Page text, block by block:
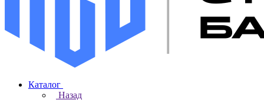
Каталог
Назад